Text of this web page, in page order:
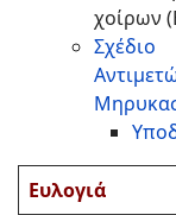
χοίρων
Ευλογιά